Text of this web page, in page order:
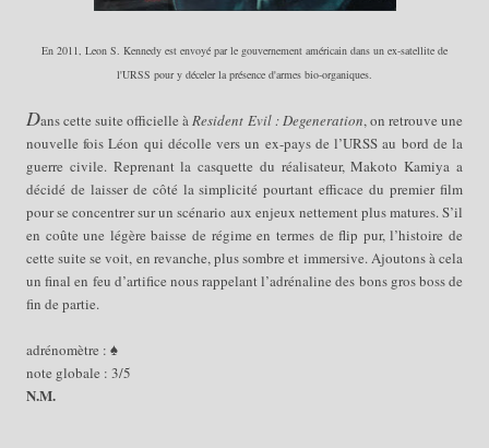
En 2011 Leon S. Kennedy est envoyé par le gouvernement américain dans un ex-satellite de
l'URSS pour y déceler la présence d'armes bio-organiques.
Dans cette suite officielle àResident Evil : Degeneration, on retrouve une
nouvelle fois Léon qui décolle vers un ex-pays de l’URSS au bord de la
guerre civile. Reprenant la casquette du réalisateur, Makoto Kamiya a
décidé de laisser de côté la simplicité pourtant efficace du premier film
pour se concentrer sur un scénario aux enjeux nettement plus matures. S’il
en coûte une légère baisse de régime en termes de flip pur, l’histoire de
cette suite se voit, en revanche, plus sombre et immersive. Ajoutons à cela
un final en feu d’artifice nous rappelant l’adrénaline des bons gros boss de
fin de partie.
adrénomètre : ♠
note globale : 3/5
N.M.